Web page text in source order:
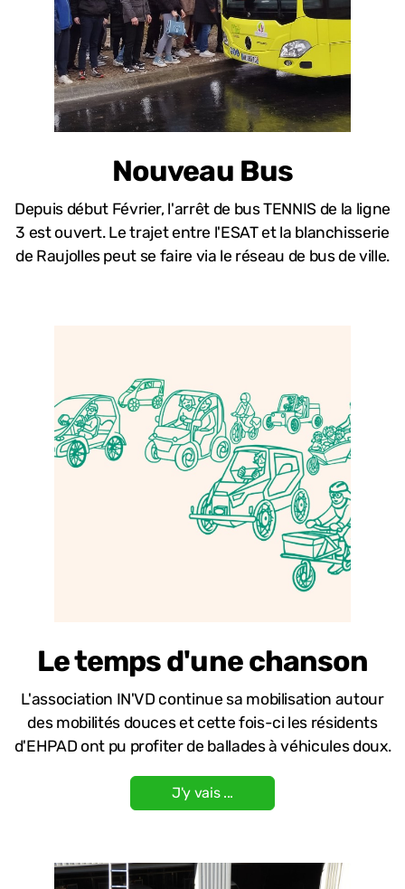
Nouveau Bus
Depuis début Février, l'arrêt de bus TENNIS de la ligne
3 est ouvert. Le trajet entre l'ESAT et la blanchisserie
de Raujolles peut se faire via le réseau de bus de ville.
Le temps d'une chanson
L'association IN'VD continue sa mobilisation autour
des mobilités douces et cette fois-ci les résidents
d'EHPAD ont pu profiter de ballades à véhicules doux.
J'y vais ...